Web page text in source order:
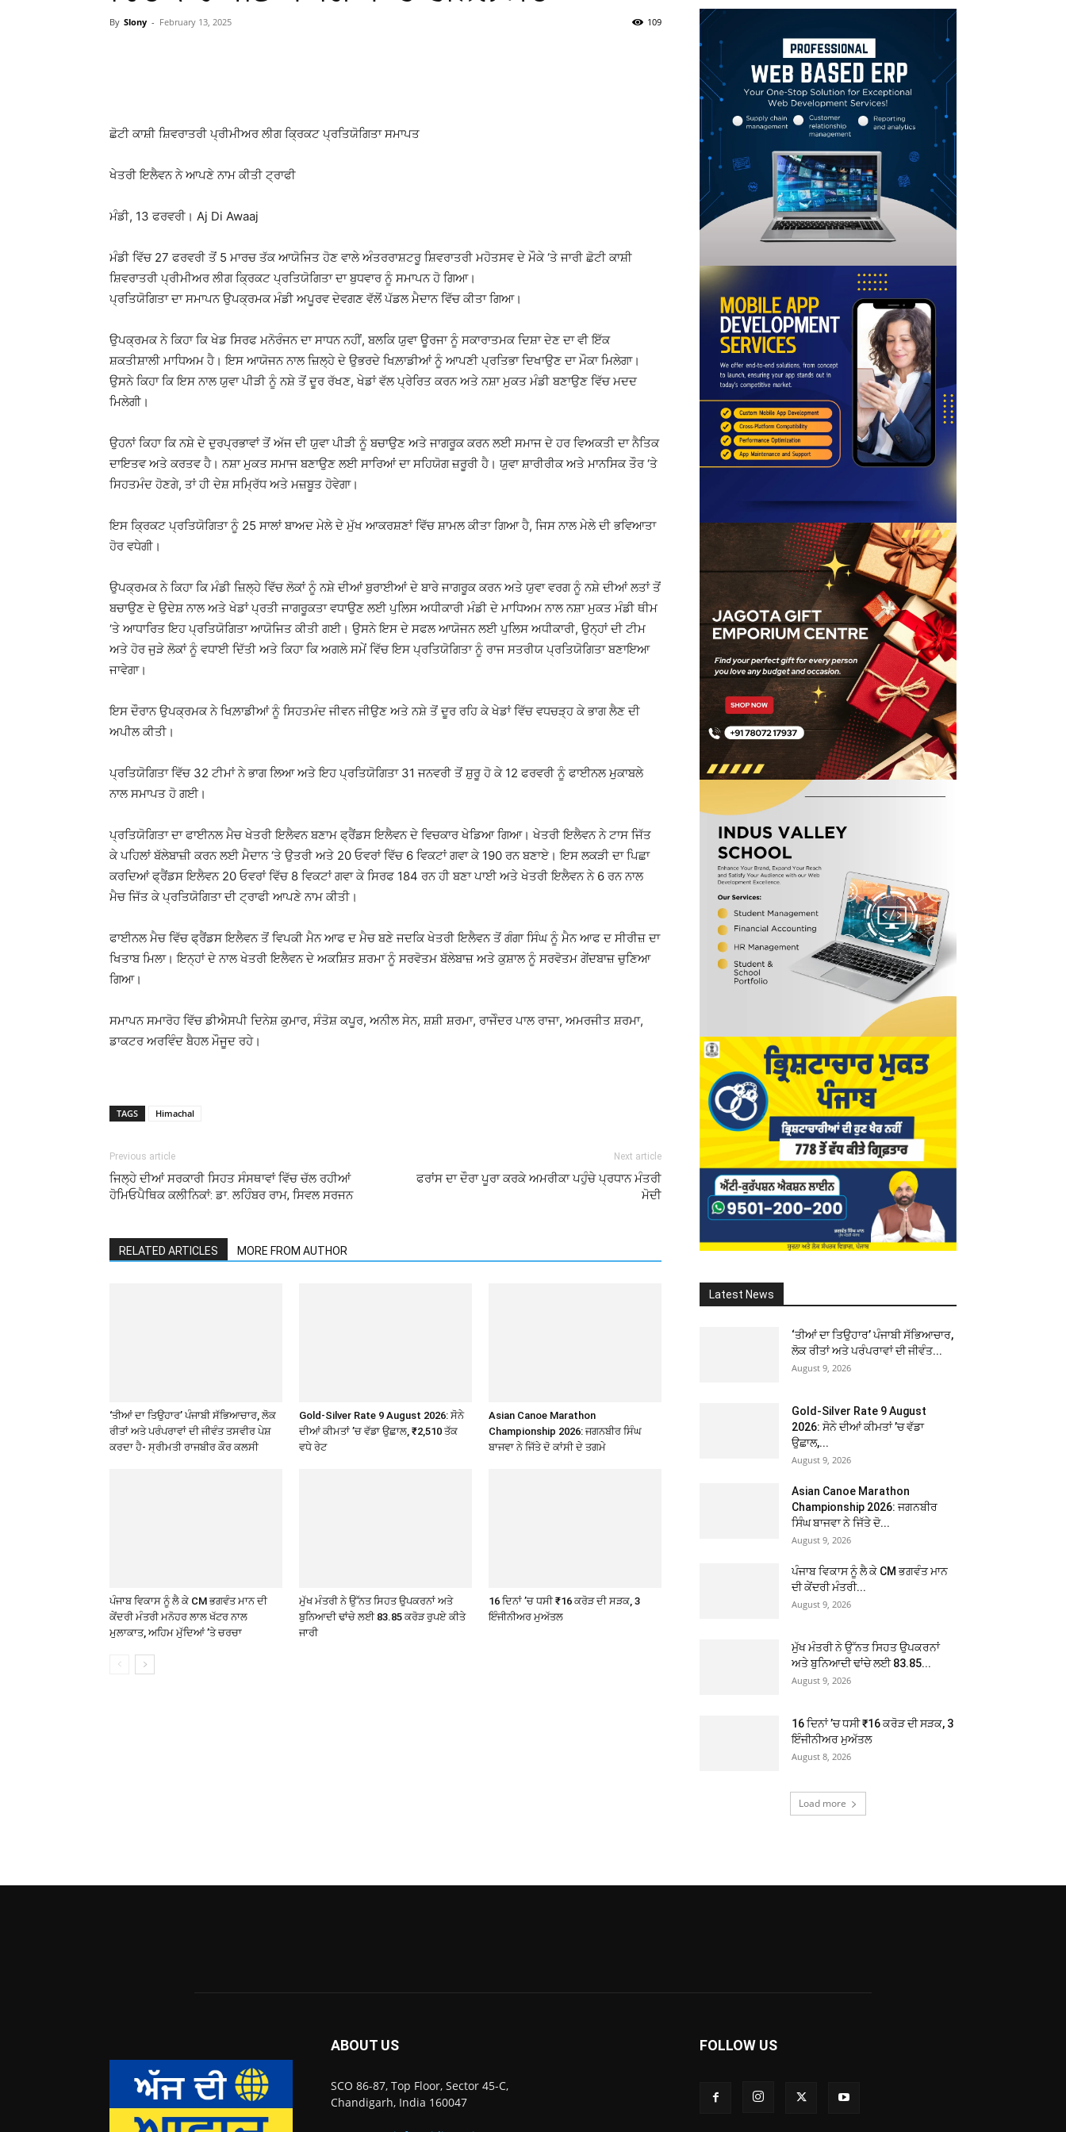
By Slony - February 13, 2025 109
Email Print
ਛੋਟੀ ਕਾਸ਼ੀ ਸ਼ਿਵਰਾਤਰੀ ਪ੍ਰੀਮੀਅਰ ਲੀਗ ਕ੍ਰਿਕਟ ਪ੍ਰਤਿਯੋਗਿਤਾ ਸਮਾਪਤ
ਖੇਤਰੀ ਇਲੈਵਨ ਨੇ ਆਪਣੇ ਨਾਮ ਕੀਤੀ ਟ੍ਰਾਫੀ
ਮੰਡੀ, 13 ਫਰਵਰੀ। Aj Di Awaaj
ਮੰਡੀ ਵਿੱਚ 27 ਫਰਵਰੀ ਤੋਂ 5 ਮਾਰਚ ਤੱਕ ਆਯੋਜਿਤ ਹੋਣ ਵਾਲੇ ਅੰਤਰਰਾਸ਼ਟਰੂ ਸ਼ਿਵਰਾਤਰੀ ਮਹੋਤਸਵ ਦੇ ਮੌਕੇ ‘ਤੇ ਜਾਰੀ ਛੋਟੀ ਕਾਸ਼ੀ
ਸ਼ਿਵਰਾਤਰੀ ਪ੍ਰੀਮੀਅਰ ਲੀਗ ਕ੍ਰਿਕਟ ਪ੍ਰਤਿਯੋਗਿਤਾ ਦਾ ਬੁਧਵਾਰ ਨੂੰ ਸਮਾਪਨ ਹੋ ਗਿਆ।
ਪ੍ਰਤਿਯੋਗਿਤਾ ਦਾ ਸਮਾਪਨ ਉਪਕ੍ਰਮਕ ਮੰਡੀ ਅਪੂਰਵ ਦੇਵਗਣ ਵੱਲੋਂ ਪੱਡਲ ਮੈਦਾਨ ਵਿੱਚ ਕੀਤਾ ਗਿਆ।
ਉਪਕ੍ਰਮਕ ਨੇ ਕਿਹਾ ਕਿ ਖੇਡ ਸਿਰਫ ਮਨੋਰੰਜਨ ਦਾ ਸਾਧਨ ਨਹੀਂ, ਬਲਕਿ ਯੁਵਾ ਊਰਜਾ ਨੂੰ ਸਕਾਰਾਤਮਕ ਦਿਸ਼ਾ ਦੇਣ ਦਾ ਵੀ ਇੱਕ
ਸ਼ਕਤੀਸ਼ਾਲੀ ਮਾਧਿਅਮ ਹੈ। ਇਸ ਆਯੋਜਨ ਨਾਲ ਜ਼ਿਲ੍ਹੇ ਦੇ ਉਭਰਦੇ ਖਿਲ਼ਾਡੀਆਂ ਨੂੰ ਆਪਣੀ ਪ੍ਰਤਿਭਾ ਦਿਖਾਉਣ ਦਾ ਮੌਕਾ ਮਿਲੇਗਾ।
ਉਸਨੇ ਕਿਹਾ ਕਿ ਇਸ ਨਾਲ ਯੁਵਾ ਪੀੜੀ ਨੂੰ ਨਸ਼ੇ ਤੋਂ ਦੂਰ ਰੱਖਣ, ਖੇਡਾਂ ਵੱਲ ਪ੍ਰੇਰਿਤ ਕਰਨ ਅਤੇ ਨਸ਼ਾ ਮੁਕਤ ਮੰਡੀ ਬਣਾਉਣ ਵਿੱਚ ਮਦਦ
ਮਿਲੇਗੀ।
ਉਹਨਾਂ ਕਿਹਾ ਕਿ ਨਸ਼ੇ ਦੇ ਦੁਰਪ੍ਰਭਾਵਾਂ ਤੋਂ ਅੱਜ ਦੀ ਯੁਵਾ ਪੀੜੀ ਨੂੰ ਬਚਾਉਣ ਅਤੇ ਜਾਗਰੂਕ ਕਰਨ ਲਈ ਸਮਾਜ ਦੇ ਹਰ ਵਿਅਕਤੀ ਦਾ ਨੈਤਿਕ
ਦਾਇਤਵ ਅਤੇ ਕਰਤਵ ਹੈ। ਨਸ਼ਾ ਮੁਕਤ ਸਮਾਜ ਬਣਾਉਣ ਲਈ ਸਾਰਿਆਂ ਦਾ ਸਹਿਯੋਗ ਜ਼ਰੂਰੀ ਹੈ। ਯੁਵਾ ਸ਼ਾਰੀਰੀਕ ਅਤੇ ਮਾਨਸਿਕ ਤੌਰ ‘ਤੇ
ਸਿਹਤਮੰਦ ਹੋਣਗੇ, ਤਾਂ ਹੀ ਦੇਸ਼ ਸਮ੍ਰਿੱਧ ਅਤੇ ਮਜ਼ਬੂਤ ਹੋਵੇਗਾ।
ਇਸ ਕ੍ਰਿਕਟ ਪ੍ਰਤਿਯੋਗਿਤਾ ਨੂੰ 25 ਸਾਲਾਂ ਬਾਅਦ ਮੇਲੇ ਦੇ ਮੁੱਖ ਆਕਰਸ਼ਣਾਂ ਵਿੱਚ ਸ਼ਾਮਲ ਕੀਤਾ ਗਿਆ ਹੈ, ਜਿਸ ਨਾਲ ਮੇਲੇ ਦੀ ਭਵਿਆਤਾ
ਹੋਰ ਵਧੇਗੀ।
ਉਪਕ੍ਰਮਕ ਨੇ ਕਿਹਾ ਕਿ ਮੰਡੀ ਜ਼ਿਲ੍ਹੇ ਵਿੱਚ ਲੋਕਾਂ ਨੂੰ ਨਸ਼ੇ ਦੀਆਂ ਬੁਰਾਈਆਂ ਦੇ ਬਾਰੇ ਜਾਗਰੂਕ ਕਰਨ ਅਤੇ ਯੁਵਾ ਵਰਗ ਨੂੰ ਨਸ਼ੇ ਦੀਆਂ ਲਤਾਂ ਤੋਂ
ਬਚਾਉਣ ਦੇ ਉਦੇਸ਼ ਨਾਲ ਅਤੇ ਖੇਡਾਂ ਪ੍ਰਤੀ ਜਾਗਰੂਕਤਾ ਵਧਾਉਣ ਲਈ ਪੁਲਿਸ ਅਧੀਕਾਰੀ ਮੰਡੀ ਦੇ ਮਾਧਿਅਮ ਨਾਲ ਨਸ਼ਾ ਮੁਕਤ ਮੰਡੀ ਥੀਮ
‘ਤੇ ਆਧਾਰਿਤ ਇਹ ਪ੍ਰਤਿਯੋਗਿਤਾ ਆਯੋਜਿਤ ਕੀਤੀ ਗਈ। ਉਸਨੇ ਇਸ ਦੇ ਸਫਲ ਆਯੋਜਨ ਲਈ ਪੁਲਿਸ ਅਧੀਕਾਰੀ, ਉਨ੍ਹਾਂ ਦੀ ਟੀਮ
ਅਤੇ ਹੋਰ ਜੁੜੇ ਲੋਕਾਂ ਨੂੰ ਵਧਾਈ ਦਿੱਤੀ ਅਤੇ ਕਿਹਾ ਕਿ ਅਗਲੇ ਸਮੇਂ ਵਿੱਚ ਇਸ ਪ੍ਰਤਿਯੋਗਿਤਾ ਨੂੰ ਰਾਜ ਸਤਰੀਯ ਪ੍ਰਤਿਯੋਗਿਤਾ ਬਣਾਇਆ
ਜਾਵੇਗਾ।
ਇਸ ਦੌਰਾਨ ਉਪਕ੍ਰਮਕ ਨੇ ਖਿਲ਼ਾਡੀਆਂ ਨੂੰ ਸਿਹਤਮੰਦ ਜੀਵਨ ਜੀਉਣ ਅਤੇ ਨਸ਼ੇ ਤੋਂ ਦੂਰ ਰਹਿ ਕੇ ਖੇਡਾਂ ਵਿੱਚ ਵਧਚੜ੍ਹ ਕੇ ਭਾਗ ਲੈਣ ਦੀ
ਅਪੀਲ ਕੀਤੀ।
ਪ੍ਰਤਿਯੋਗਿਤਾ ਵਿੱਚ 32 ਟੀਮਾਂ ਨੇ ਭਾਗ ਲਿਆ ਅਤੇ ਇਹ ਪ੍ਰਤਿਯੋਗਿਤਾ 31 ਜਨਵਰੀ ਤੋਂ ਸ਼ੁਰੂ ਹੋ ਕੇ 12 ਫਰਵਰੀ ਨੂੰ ਫਾਈਨਲ ਮੁਕਾਬਲੇ
ਨਾਲ ਸਮਾਪਤ ਹੋ ਗਈ।
ਪ੍ਰਤਿਯੋਗਿਤਾ ਦਾ ਫਾਈਨਲ ਮੈਚ ਖੇਤਰੀ ਇਲੈਵਨ ਬਣਾਮ ਫ੍ਰੈਂਡਸ ਇਲੈਵਨ ਦੇ ਵਿਚਕਾਰ ਖੇਡਿਆ ਗਿਆ। ਖੇਤਰੀ ਇਲੈਵਨ ਨੇ ਟਾਸ ਜਿੱਤ
ਕੇ ਪਹਿਲਾਂ ਬੱਲੇਬਾਜ਼ੀ ਕਰਨ ਲਈ ਮੈਦਾਨ ‘ਤੇ ਉਤਰੀ ਅਤੇ 20 ਓਵਰਾਂ ਵਿੱਚ 6 ਵਿਕਟਾਂ ਗਵਾ ਕੇ 190 ਰਨ ਬਣਾਏ। ਇਸ ਲਕੜੀ ਦਾ ਪਿਛਾ
ਕਰਦਿਆਂ ਫ੍ਰੈਂਡਸ ਇਲੈਵਨ 20 ਓਵਰਾਂ ਵਿੱਚ 8 ਵਿਕਟਾਂ ਗਵਾ ਕੇ ਸਿਰਫ 184 ਰਨ ਹੀ ਬਣਾ ਪਾਈ ਅਤੇ ਖੇਤਰੀ ਇਲੈਵਨ ਨੇ 6 ਰਨ ਨਾਲ
ਮੈਚ ਜਿੱਤ ਕੇ ਪ੍ਰਤਿਯੋਗਿਤਾ ਦੀ ਟ੍ਰਾਫੀ ਆਪਣੇ ਨਾਮ ਕੀਤੀ।
ਫਾਈਨਲ ਮੈਚ ਵਿੱਚ ਫ੍ਰੈਂਡਸ ਇਲੈਵਨ ਤੋਂ ਵਿਪਕੀ ਮੈਨ ਆਫ ਦ ਮੈਚ ਬਣੇ ਜਦਕਿ ਖੇਤਰੀ ਇਲੈਵਨ ਤੋਂ ਗੰਗਾ ਸਿੰਘ ਨੂੰ ਮੈਨ ਆਫ ਦ ਸੀਰੀਜ਼ ਦਾ
ਖਿਤਾਬ ਮਿਲਾ। ਇਨ੍ਹਾਂ ਦੇ ਨਾਲ ਖੇਤਰੀ ਇਲੈਵਨ ਦੇ ਅਕਸ਼ਿਤ ਸ਼ਰਮਾ ਨੂੰ ਸਰਵੋਤਮ ਬੱਲੇਬਾਜ਼ ਅਤੇ ਕੁਸ਼ਾਲ ਨੂੰ ਸਰਵੋਤਮ ਗੇਂਦਬਾਜ਼ ਚੁਣਿਆ
ਗਿਆ।
ਸਮਾਪਨ ਸਮਾਰੋਹ ਵਿੱਚ ਡੀਐਸਪੀ ਦਿਨੇਸ਼ ਕੁਮਾਰ, ਸੰਤੋਸ਼ ਕਪੂਰ, ਅਨੀਲ ਸੇਨ, ਸ਼ਸ਼ੀ ਸ਼ਰਮਾ, ਰਾਜੇੰਦਰ ਪਾਲ ਰਾਜਾ, ਅਮਰਜੀਤ ਸ਼ਰਮਾ,
ਡਾਕਟਰ ਅਰਵਿੰਦ ਬੈਹਲ ਮੌਜੂਦ ਰਹੇ।
TAGS Himachal
Previous article
ਜਿਲ੍ਹੇ ਦੀਆਂ ਸਰਕਾਰੀ ਸਿਹਤ ਸੰਸਥਾਵਾਂ ਵਿੱਚ ਚੱਲ ਰਹੀਆਂ
ਹੋਮਿਓਪੈਥਿਕ ਕਲੀਨਿਕਾਂ: ਡਾ. ਲਹਿੰਬਰ ਰਾਮ, ਸਿਵਲ ਸਰਜਨ
Next article
ਫਰਾਂਸ ਦਾ ਦੌਰਾ ਪੂਰਾ ਕਰਕੇ ਅਮਰੀਕਾ ਪਹੁੰਚੇ ਪ੍ਰਧਾਨ ਮੰਤਰੀ
ਮੋਦੀ
RELATED ARTICLES MORE FROM AUTHOR
‘ਤੀਆਂ ਦਾ ਤਿਉਹਾਰ’ ਪੰਜਾਬੀ ਸੱਭਿਆਚਾਰ, ਲੋਕ
ਰੀਤਾਂ ਅਤੇ ਪਰੰਪਰਾਵਾਂ ਦੀ ਜੀਵੰਤ ਤਸਵੀਰ ਪੇਸ਼
ਕਰਦਾ ਹੈ- ਸ੍ਰੀਮਤੀ ਰਾਜਬੀਰ ਕੌਰ ਕਲਸੀ
Gold-Silver Rate 9 August 2026: ਸੋਨੇ
ਦੀਆਂ ਕੀਮਤਾਂ ’ਚ ਵੱਡਾ ਉਛਾਲ, ₹2,510 ਤੱਕ
ਵਧੇ ਰੇਟ
Asian Canoe Marathon
Championship 2026: ਜਗਨਬੀਰ ਸਿੰਘ
ਬਾਜਵਾ ਨੇ ਜਿੱਤੇ ਦੋ ਕਾਂਸੀ ਦੇ ਤਗਮੇ
ਪੰਜਾਬ ਵਿਕਾਸ ਨੂੰ ਲੈ ਕੇ CM ਭਗਵੰਤ ਮਾਨ ਦੀ
ਕੇਂਦਰੀ ਮੰਤਰੀ ਮਨੋਹਰ ਲਾਲ ਖੱਟਰ ਨਾਲ
ਮੁਲਾਕਾਤ, ਅਹਿਮ ਮੁੱਦਿਆਂ ’ਤੇ ਚਰਚਾ
ਮੁੱਖ ਮੰਤਰੀ ਨੇ ਉੱਨਤ ਸਿਹਤ ਉਪਕਰਨਾਂ ਅਤੇ
ਬੁਨਿਆਦੀ ਢਾਂਚੇ ਲਈ 83.85 ਕਰੋੜ ਰੁਪਏ ਕੀਤੇ
ਜਾਰੀ
16 ਦਿਨਾਂ ’ਚ ਧਸੀ ₹16 ਕਰੋੜ ਦੀ ਸੜਕ, 3
ਇੰਜੀਨੀਅਰ ਮੁਅੱਤਲ
Latest News
‘ਤੀਆਂ ਦਾ ਤਿਉਹਾਰ’ ਪੰਜਾਬੀ ਸੱਭਿਆਚਾਰ,
ਲੋਕ ਰੀਤਾਂ ਅਤੇ ਪਰੰਪਰਾਵਾਂ ਦੀ ਜੀਵੰਤ...
August 9, 2026
Gold-Silver Rate 9 August
2026: ਸੋਨੇ ਦੀਆਂ ਕੀਮਤਾਂ ’ਚ ਵੱਡਾ
ਉਛਾਲ,...
August 9, 2026
Asian Canoe Marathon
Championship 2026: ਜਗਨਬੀਰ
ਸਿੰਘ ਬਾਜਵਾ ਨੇ ਜਿੱਤੇ ਦੋ...
August 9, 2026
ਪੰਜਾਬ ਵਿਕਾਸ ਨੂੰ ਲੈ ਕੇ CM ਭਗਵੰਤ ਮਾਨ
ਦੀ ਕੇਂਦਰੀ ਮੰਤਰੀ...
August 9, 2026
ਮੁੱਖ ਮੰਤਰੀ ਨੇ ਉੱਨਤ ਸਿਹਤ ਉਪਕਰਨਾਂ
ਅਤੇ ਬੁਨਿਆਦੀ ਢਾਂਚੇ ਲਈ 83.85...
August 9, 2026
16 ਦਿਨਾਂ ’ਚ ਧਸੀ ₹16 ਕਰੋੜ ਦੀ ਸੜਕ, 3
ਇੰਜੀਨੀਅਰ ਮੁਅੱਤਲ
August 8, 2026
Load more
ABOUT US
SCO 86-87, Top Floor, Sector 45-C,
Chandigarh, India 160047
FOLLOW US